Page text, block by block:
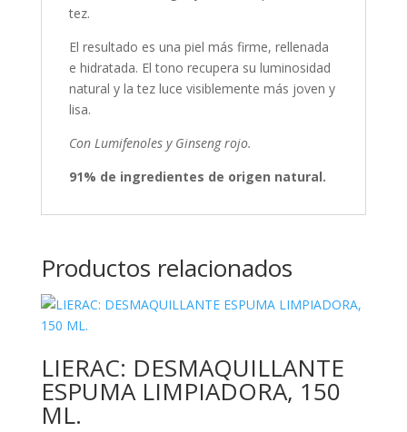
tez.
El resultado es una piel más firme, rellenada
e hidratada. El tono recupera su luminosidad
natural y la tez luce visiblemente más joven y
lisa.
Con Lumifenoles y Ginseng rojo.
91% de ingredientes de origen natural.
Productos relacionados
LIERAC: DESMAQUILLANTE
ESPUMA LIMPIADORA, 150
ML.